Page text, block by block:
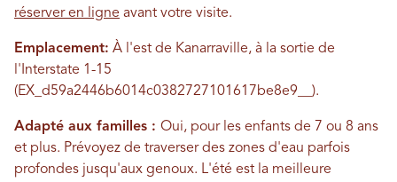
réserver en ligne avant votre visite.
Emplacement: À l'est de Kanarraville, à la sortie de
l'Interstate 1-15
(EX_d59a2446b6014c0382727101617be8e9__).
Adapté aux familles : Oui, pour les enfants de 7 ou 8 ans
et plus. Prévoyez de traverser des zones d'eau parfois
profondes jusqu'aux genoux. L'été est la meilleure